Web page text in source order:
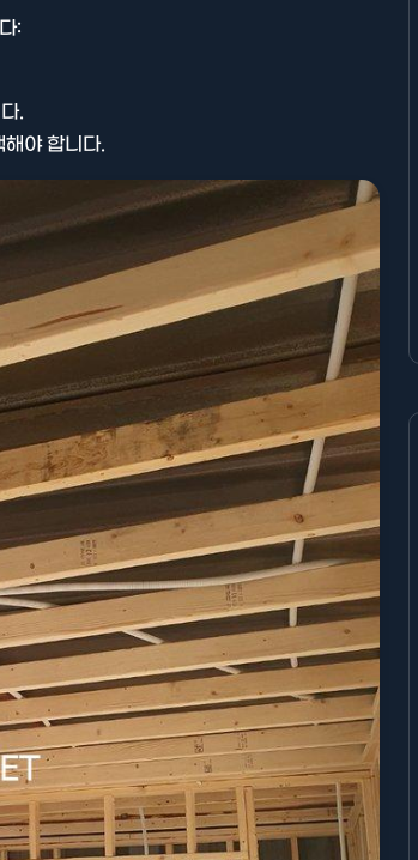
:
.
야 합니다.
AllBlog에 RSS 피드를 제출하는
방법에 대해 안내드립니다.